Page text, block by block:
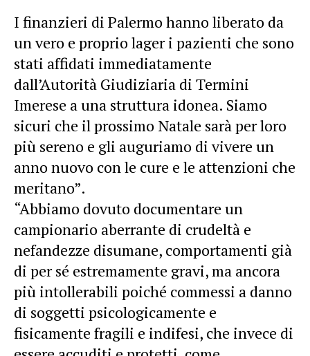
I finanzieri di Palermo hanno liberato da
un vero e proprio lager i pazienti che sono
stati affidati immediatamente
dall’Autorità Giudiziaria di Termini
Imerese a una struttura idonea. Siamo
sicuri che il prossimo Natale sarà per loro
più sereno e gli auguriamo di vivere un
anno nuovo con le cure e le attenzioni che
meritano”.
“Abbiamo dovuto documentare un
campionario aberrante di crudeltà e
nefandezze disumane, comportamenti già
di per sé estremamente gravi, ma ancora
più intollerabili poiché commessi a danno
di soggetti psicologicamente e
fisicamente fragili e indifesi, che invece di